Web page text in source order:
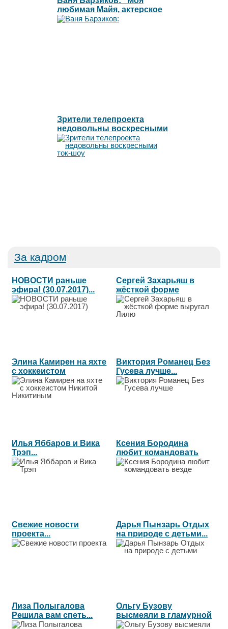
любимая Майя, актерское
мастерство"
Зрители телепроекта
недовольны воскресными
ток-шоу
За кадром
НОВОСТИ раньше
эфира! (30.07.2017)...
Сергей Захарьяш в
жёсткой форме
выругал Лилю...
Элина Камирен на яхте
с хоккеистом
Никитой...
Виктория Романец Без
Гусева лучше...
Илья Яббаров и Вика
Трэп...
Ксения Бородина
любит командовать
везде...
Свежие новости
проекта...
Дарья Пынзарь Отдых
на природе с детьми...
Лиза Полыгалова
Решила вам спеть...
Ольгу Бузову
высмеяли в гламурной
тусовке...